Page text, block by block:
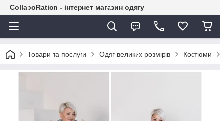
CollaboRation - інтернет магазин одягу
Товари та послуги Одяг великих розмірів Костюми